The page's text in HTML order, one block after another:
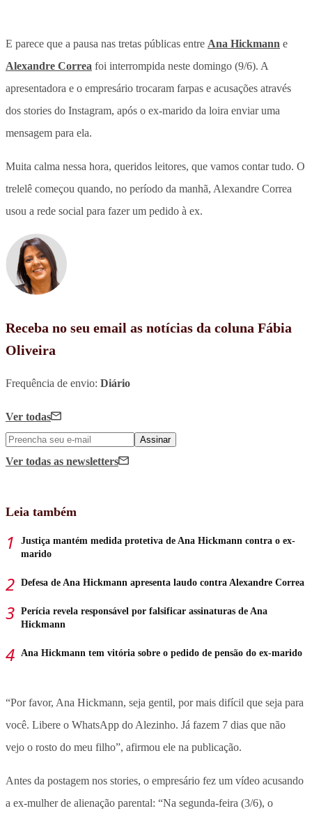
E parece que a pausa nas tretas públicas entre Ana Hickmann e
Alexandre Correa foi interrompida neste domingo (9/6). A
apresentadora e o empresário trocaram farpas e acusações através
dos stories do Instagram, após o ex-marido da loira enviar uma
mensagem para ela.
Muita calma nessa hora, queridos leitores, que vamos contar tudo. O
trelelê começou quando, no período da manhã, Alexandre Correa
usou a rede social para fazer um pedido à ex.
Receba no seu email as notícias da coluna Fábia
Oliveira
Frequência de envio: Diário
Ver todas
Assinar
Ver todas as newsletters
Leia também
Justiça mantém medida protetiva de Ana Hickmann contra o ex-
marido
Defesa de Ana Hickmann apresenta laudo contra Alexandre Correa
Perícia revela responsável por falsificar assinaturas de Ana
Hickmann
Ana Hickmann tem vitória sobre o pedido de pensão do ex-marido
“Por favor, Ana Hickmann, seja gentil, por mais difícil que seja para
você. Libere o WhatsApp do Alezinho. Já fazem 7 dias que não
vejo o rosto do meu filho”, afirmou ele na publicação.
Antes da postagem nos stories, o empresário fez um vídeo acusando
a ex-mulher de alienação parental: “Na segunda-feira (3/6), o